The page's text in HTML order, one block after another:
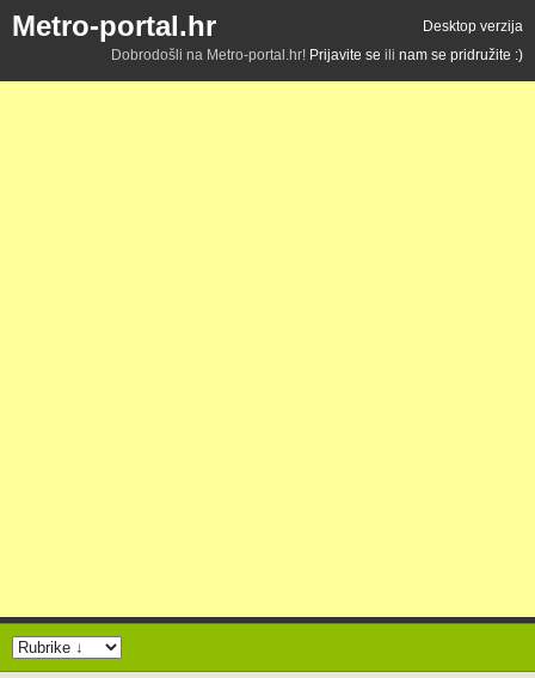
Metro-portal.hr
Desktop verzija
Dobrodošli na Metro-portal.hr! Prijavite se ili nam se pridružite :)